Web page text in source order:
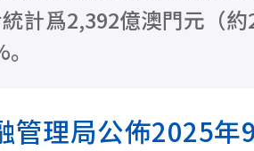
計爲2,392億澳門元（
管理局公佈2025年